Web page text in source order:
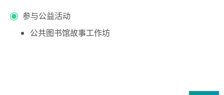
参与公益活动
公共图书馆故事工作坊